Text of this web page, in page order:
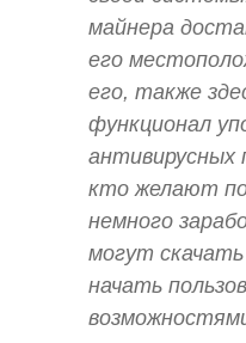
майнера
его
его, также
функционал
антивирусных
кто желают
немного
могут
начать